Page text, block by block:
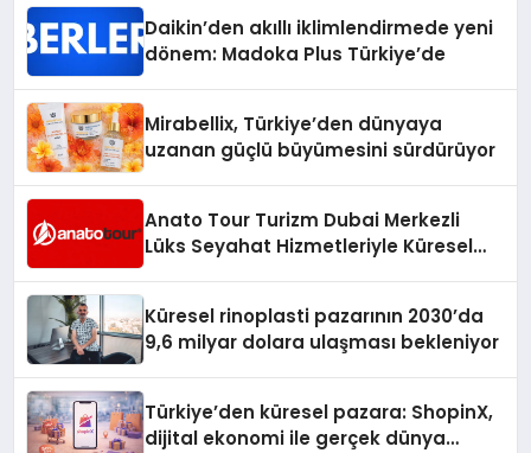
Daikin’den akıllı iklimlendirmede yeni
dönem: Madoka Plus Türkiye’de
Mirabellix, Türkiye’den dünyaya
uzanan güçlü büyümesini sürdürüyor
Anato Tour Turizm Dubai Merkezli
Lüks Seyahat Hizmetleriyle Küresel
Küresel rinoplasti pazarının 2030’da
9,6 milyar dolara ulaşması bekleniyor
Türkiye’den küresel pazara: ShopinX,
dijital ekonomi ile gerçek dünya